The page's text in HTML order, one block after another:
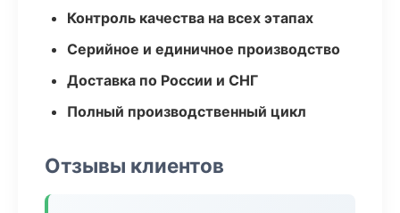
Контроль качества на всех этапах
Серийное и единичное производство
Доставка по России и СНГ
Полный производственный цикл
Отзывы клиентов